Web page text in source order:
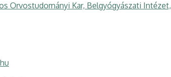
Orvostudományi Kar, Belgyógyászati Intézet,